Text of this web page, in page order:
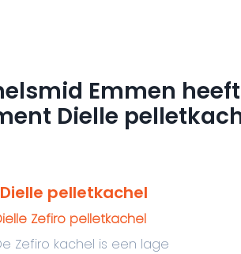
Emmen
Dielle
pelletkachel
Zefiro pelletkachel
Zefiro kachel is een lage